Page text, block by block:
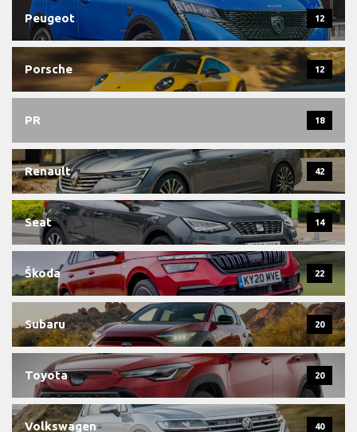
Peugeot 12
Porsche 12
PR 18
Renault 42
Seat 14
Škoda 22
Subaru 20
Toyota 20
Volkswagen 40